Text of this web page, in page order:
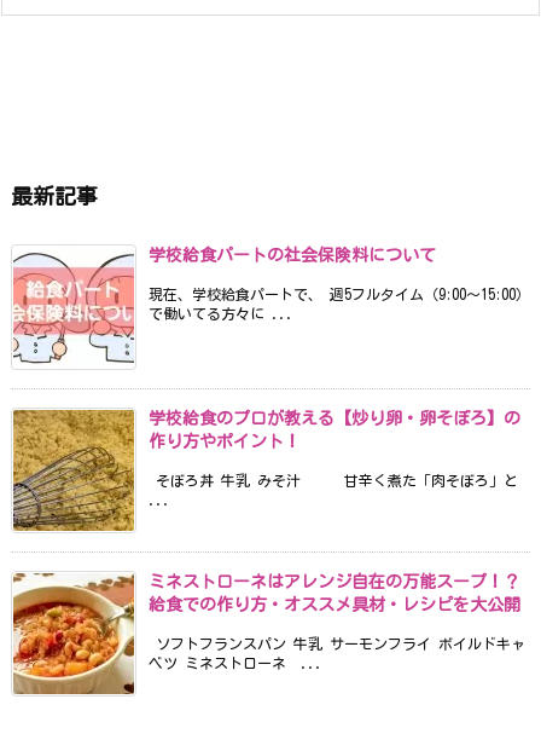
最新記事
学校給食パートの社会保険料について
現在、学校給食パートで、 週5フルタイム（9:00〜15:00）
で働いてる方々に ...
学校給食のプロが教える【炒り卵・卵そぼろ】の
作り方やポイント！
そぼろ丼 牛乳 みそ汁 甘辛く煮た「肉そぼろ」と
ミネストローネはアレンジ自在の万能スープ！？
給食での作り方・オススメ具材・レシピを大公開
ソフトフランスパン 牛乳 サーモンフライ ボイルドキャ
ベツ ミネストローネ ...